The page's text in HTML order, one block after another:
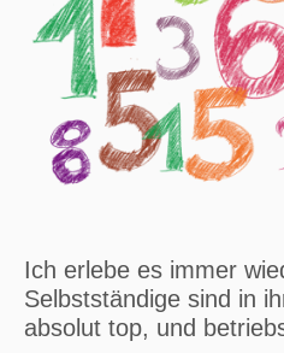
Ich erlebe es immer
Selbstständige sind in
absolut top, und